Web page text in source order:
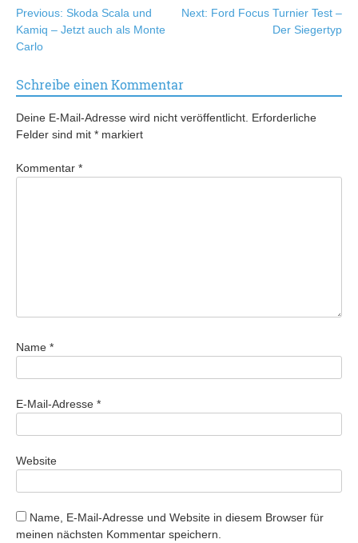
Beitragsnavigation
Previous: Skoda Scala und
Kamiq – Jetzt auch als Monte
Carlo
Next: Ford Focus Turnier Test –
Der Siegertyp
Schreibe einen Kommentar
Deine E-Mail-Adresse wird nicht veröffentlicht. Erforderliche
Felder sind mit * markiert
Kommentar *
Name *
E-Mail-Adresse *
Website
Name, E-Mail-Adresse und Website in diesem Browser für
meinen nächsten Kommentar speichern.